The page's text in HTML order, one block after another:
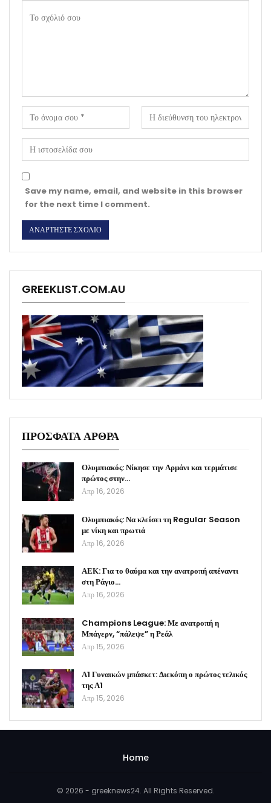
Save my name, email, and website in this browser
for the next time I comment.
GREEKLIST.COM.AU
ΠΡΟΣΦΑΤΑ ΑΡΘΡΑ
Ολυμπιακός: Νίκησε την Αρμάνι και τερμάτισε
πρώτος στην…
Απρ 16, 2026
Ολυμπιακός: Να κλείσει τη Regular Season
με νίκη και πρωτιά
Απρ 16, 2026
ΑΕΚ: Για το θαύμα και την ανατροπή απέναντι
στη Ράγιο…
Απρ 16, 2026
Champions League: Με ανατροπή η
Μπάγερν, “πάλεψε” η Ρεάλ
Απρ 15, 2026
Α1 Γυναικών μπάσκετ: Διεκόπη ο πρώτος τελικός
της Α1
Απρ 15, 2026
Home
© 2026 - greeknews24. All Rights Reserved.